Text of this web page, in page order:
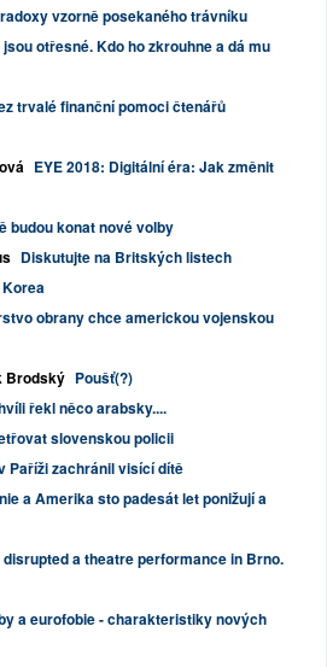
vzorně posekaného trávníku
otřesné. Kdo ho zkrouhne a dá mu
trvalé finanční pomoci čtenářů
EYE 2018: Digitální éra: Jak změnit
budou konat nové volby
Diskutujte na Britských listech
obrany chce americkou vojenskou
Brodský Poušť(?)
řekl něco arabsky....
slovenskou policii
Paříži zachránil visící dítě
a Amerika sto padesát let ponižují a
a theatre performance in Brno.
a eurofobie - charakteristiky nových